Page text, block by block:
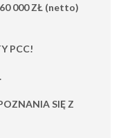
000 ZŁ (netto)
PCC!
SIĘ Z